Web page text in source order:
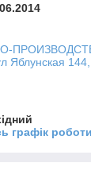
графік роботи